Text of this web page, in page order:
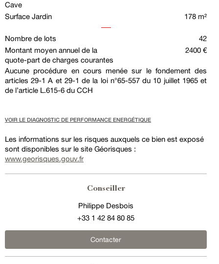
Cave
Surface Jardin
178 m²
Nombre de lots
42
Montant moyen annuel de la
quote-part de charges courantes
2400 €
Aucune procédure en cours menée sur le fondement des
articles 29-1 A et 29-1 de la loi n°65-557 du 10 juillet 1965 et
de l’article L.615-6 du CCH
VOIR LE DIAGNOSTIC DE PERFORMANCE ENERGÉTIQUE
Les informations sur les risques auxquels ce bien est exposé
sont disponibles sur le site Géorisques :
www.georisques.gouv.fr
Conseiller
Philippe Desbois
+33 1 42 84 80 85
Contacter